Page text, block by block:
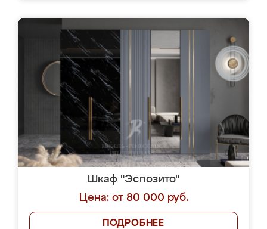
Шкаф "Эспозито"
Цена: от 80 000 руб.
ПОДРОБНЕЕ